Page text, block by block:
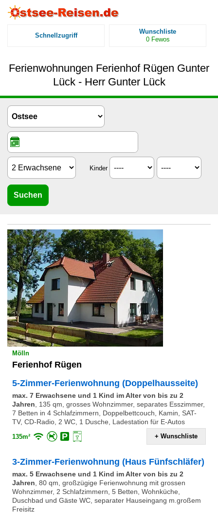
Schnellzugriff
Wunschliste
0 Fewos
Ferienwohnungen Ferienhof Rügen Gunter
Lück - Herr Gunter Lück
Kinder
Mölln
Ferienhof Rügen
5-Zimmer-Ferienwohnung (Doppelhausseite)
max. 7 Erwachsene und 1 Kind im Alter von bis zu 2
Jahren, 135 qm, grosses Wohnzimmer, separates Esszimmer,
7 Betten in 4 Schlafzimmern, Doppelbettcouch, Kamin, SAT-
TV, CD-Radio, 2 WC, 1 Dusche, Ladestation für E-Autos
135m² + Wunschliste
3-Zimmer-Ferienwohnung (Haus Fünfschläfer)
max. 5 Erwachsene und 1 Kind im Alter von bis zu 2
Jahren, 80 qm, großzügige Ferienwohnung mit grossen
Wohnzimmer, 2 Schlafzimmern, 5 Betten, Wohnküche,
Duschbad und Gäste WC, separater Hauseingang m.großem
Freisitz